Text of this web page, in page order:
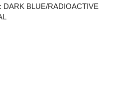
DARK BLUE/RADIOACTIVE